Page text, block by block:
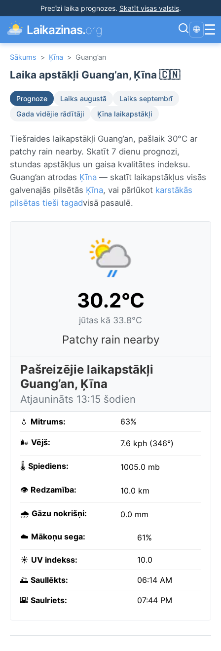
Precīzi laika prognozes. Skatīt visas valstis.
Laikazinas.org 🌐 ☰
Sākums > Ķīna > Guang’an
Laika apstākļi Guang’an, Ķīna 🇨🇳
Prognoze Laiks augustā
Laiks septembrī
Gada vidējie rādītāji
Ķīna laikapstākļi
Tiešraides laikapstākļi Guang’an, pašlaik 30°C ar
patchy rain nearby. Skatīt 7 dienu prognozi,
stundas apstākļus un gaisa kvalitātes indeksu.
Guang’an atrodas Ķīna — skatīt laikapstākļus visās
galvenajās pilsētās Ķīna, vai pārlūkot karstākās
pilsētas tieši tagadvisā pasaulē.
30.2°C
jūtas kā 33.8°C
Patchy rain nearby
Pašreizējie laikapstākļi
Guang’an, Ķīna
Atjaunināts 13:15 šodien
💧 Mitrums: 63%
🌬️ Vējš: 7.6 kph (346°)
🌡️ Spiediens: 1005.0 mb
👁️ Redzamība: 10.0 km
🌧️ Gāzu nokrišņi: 0.0 mm
☁️ Mākoņu sega: 61%
☀️ UV indekss: 10.0
🌅 Saullēkts: 06:14 AM
🌇 Saulriets: 07:44 PM